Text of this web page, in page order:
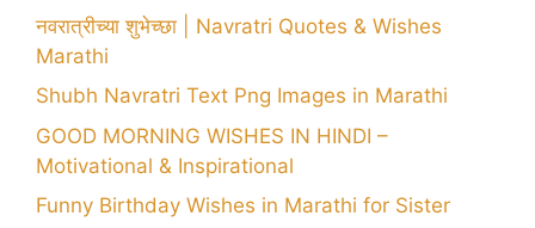
नवरात्रीच्या शुभेच्छा | Navratri Quotes & Wishes
Marathi
Shubh Navratri Text Png Images in Marathi
GOOD MORNING WISHES IN HINDI –
Motivational & Inspirational
Funny Birthday Wishes in Marathi for Sister